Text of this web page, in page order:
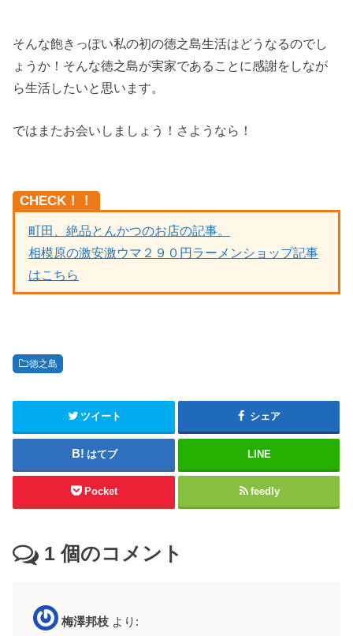
そんな飽きっぽい私の初の徳之島生活はどうなるのでし
ょうか！そんな徳之島が実家であることに感謝をしなが
ら生活したいと思います。
ではまたお会いしましょう！さようなら！
CHECK！！
町田、絶品とんかつのお店の記事。
相模原の激安激ウマ２９０円ラーメンショップ記事
はこちら
徳之島
ツイート シェア
はてブ LINE
Pocket feedly
1 個のコメント
梅澤邦枝 より: